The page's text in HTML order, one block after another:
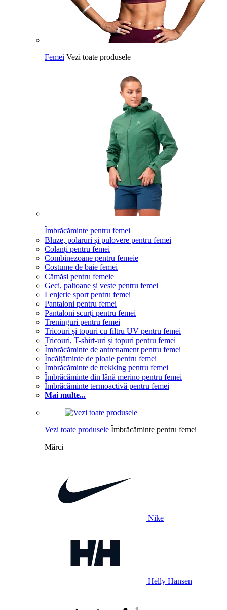
Femei Vezi toate produsele
Îmbrăcăminte pentru femei
Bluze, polaruri și pulovere pentru femei
Colanți pentru femei
Combinezoane pentru femeie
Costume de baie femei
Cămăși pentru femeie
Geci, paltoane și veste pentru femei
Lenjerie sport pentru femei
Pantaloni pentru femei
Pantaloni scurți pentru femei
Treninguri pentru femei
Tricouri și topuri cu filtru UV pentru femei
Tricouri, T-shirt-uri și topuri pentru femei
Îmbrăcăminte de antrenament pentru femei
Încălțăminte de ploaie pentru femei
Îmbrăcăminte de trekking pentru femei
Îmbrăcăminte din lână merino pentru femei
Îmbrăcăminte termoactivă pentru femei
Mai multe...
Vezi toate produsele Îmbrăcăminte pentru femei
Mărci
Nike
Helly Hansen